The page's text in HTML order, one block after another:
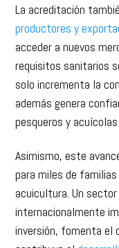
La acreditación
productores y
acceder a nuevos
requisitos sanitarios
solo incrementa la
además genera
pesqueros y
Asimismo, este
para miles de
acuicultura. Un
internacionalmente
inversión, fomenta el